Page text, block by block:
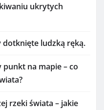
ukrytych
dotknięte ludzką ręką.
na mapie – co
rzeki świata – jakie